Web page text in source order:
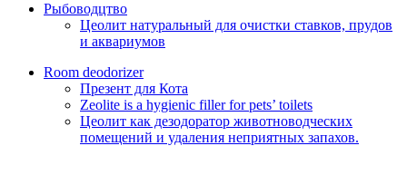
Рыбоводцтво
Цеолит натуральный для очистки ставков, прудов
и аквариумов
Room deodorizer
Презент для Кота
Zeolite is a hygienic filler for pets’ toilets
Цеолит как дезодоратор животноводческих
помещений и удаления неприятных запахов.